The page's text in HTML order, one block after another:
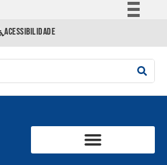
Comunica BR
Acesso à informação
ACESSIBILIDADE